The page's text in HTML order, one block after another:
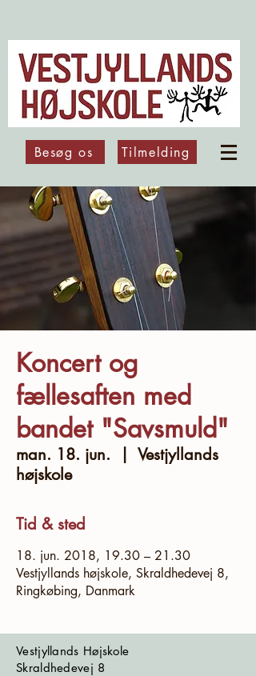
Besøg os Tilmelding
Koncert og
fællesaften med
bandet "Savsmuld"
man. 18. jun.
  |
Vestjyllands
højskole
Tid & sted
18. jun. 2018, 19.30 – 21.30
Vestjyllands højskole, Skraldhedevej 8,
Ringkøbing, Danmark
Vestjyllands Højskole
Skraldhedevej 8